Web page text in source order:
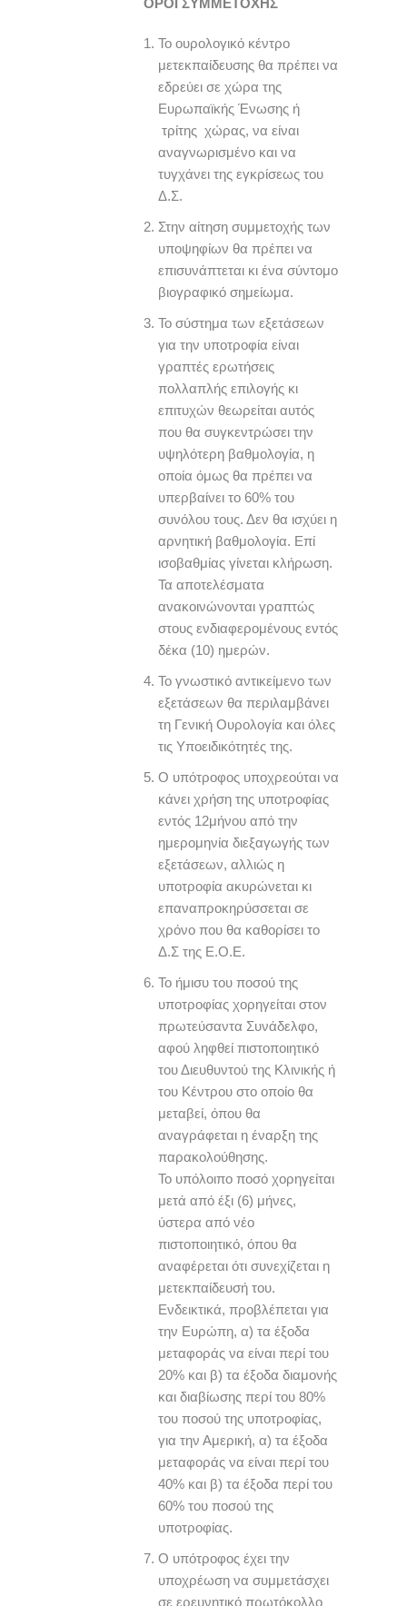
Το ουρολογικό κέντρο
μετεκπαίδευσης θα πρέπει να
εδρεύει σε χώρα της
Ευρωπαϊκής Ένωσης ή
τρίτης χώρας, να είναι
αναγνωρισμένο και να
τυγχάνει της εγκρίσεως του
Δ.Σ.
Στην αίτηση συμμετοχής των
υποψηφίων θα πρέπει να
επισυνάπτεται κι ένα σύντομο
βιογραφικό σημείωμα.
Το σύστημα των εξετάσεων
για την υποτροφία είναι
γραπτές ερωτήσεις
πολλαπλής επιλογής κι
επιτυχών θεωρείται αυτός
που θα συγκεντρώσει την
υψηλότερη βαθμολογία, η
οποία όμως θα πρέπει να
υπερβαίνει το 60% του
συνόλου τους. Δεν θα ισχύει η
αρνητική βαθμολογία. Επί
ισοβαθμίας γίνεται κλήρωση.
Τα αποτελέσματα
ανακοινώνονται γραπτώς
στους ενδιαφερομένους εντός
δέκα (10) ημερών.
Το γνωστικό αντικείμενο των
εξετάσεων θα περιλαμβάνει
τη Γενική Ουρολογία και όλες
τις Υποειδικότητές της.
Ο υπότροφος υποχρεούται να
κάνει χρήση της υποτροφίας
εντός 12μήνου από την
ημερομηνία διεξαγωγής των
εξετάσεων, αλλιώς η
υποτροφία ακυρώνεται κι
επαναπροκηρύσσεται σε
χρόνο που θα καθορίσει το
Δ.Σ της Ε.Ο.Ε.
Το ήμισυ του ποσού της
υποτροφίας χορηγείται στον
πρωτεύσαντα Συνάδελφο,
αφού ληφθεί πιστοποιητικό
του Διευθυντού της Κλινικής ή
του Κέντρου στο οποίο θα
μεταβεί, όπου θα
αναγράφεται η έναρξη της
παρακολούθησης.
Το υπόλοιπο ποσό χορηγείται
μετά από έξι (6) μήνες,
ύστερα από νέο
πιστοποιητικό, όπου θα
αναφέρεται ότι συνεχίζεται η
μετεκπαίδευσή του.
Ενδεικτικά, προβλέπεται για
την Ευρώπη, α) τα έξοδα
μεταφοράς να είναι περί του
20% και β) τα έξοδα διαμονής
και διαβίωσης περί του 80%
του ποσού της υποτροφίας,
για την Αμερική, α) τα έξοδα
μεταφοράς να είναι περί του
40% και β) τα έξοδα περί του
60% του ποσού της
υποτροφίας.
Ο υπότροφος έχει την
υποχρέωση να συμμετάσχει
σε ερευνητικό πρωτόκολλο